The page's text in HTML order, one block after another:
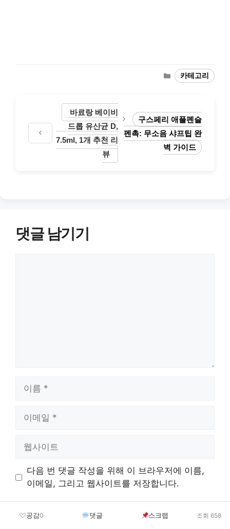
카
테
카테고리
바료랑 베이비
드롭 유산균 D,
7.5ml, 1개 추천 리
뷰
구스페리 애플펜슬
펜촉: 무소음 샤프팁 완
벽 가이드
댓글 남기기
트
다음 번 댓글 작성을 위해 이 브라우저에 이름,
이메일, 그리고 웹사이트를 저장합니다.
공감0 댓글 스크랩 조회 658